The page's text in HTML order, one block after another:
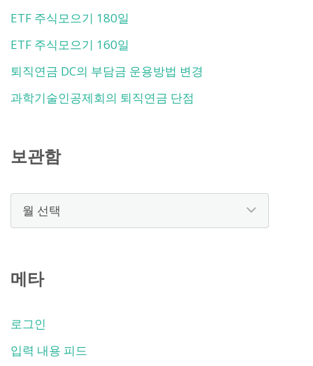
ETF 주식모으기 180일
ETF 주식모으기 160일
퇴직연금 DC의 부담금 운용방법 변경
과학기술인공제회의 퇴직연금 단점
보관함
메타
로그인
입력 내용 피드